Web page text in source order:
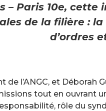
– Paris 10e,
de la filière :
d’ordres
l’ANGC, et Déborah
tout en ouvrant
rôle du